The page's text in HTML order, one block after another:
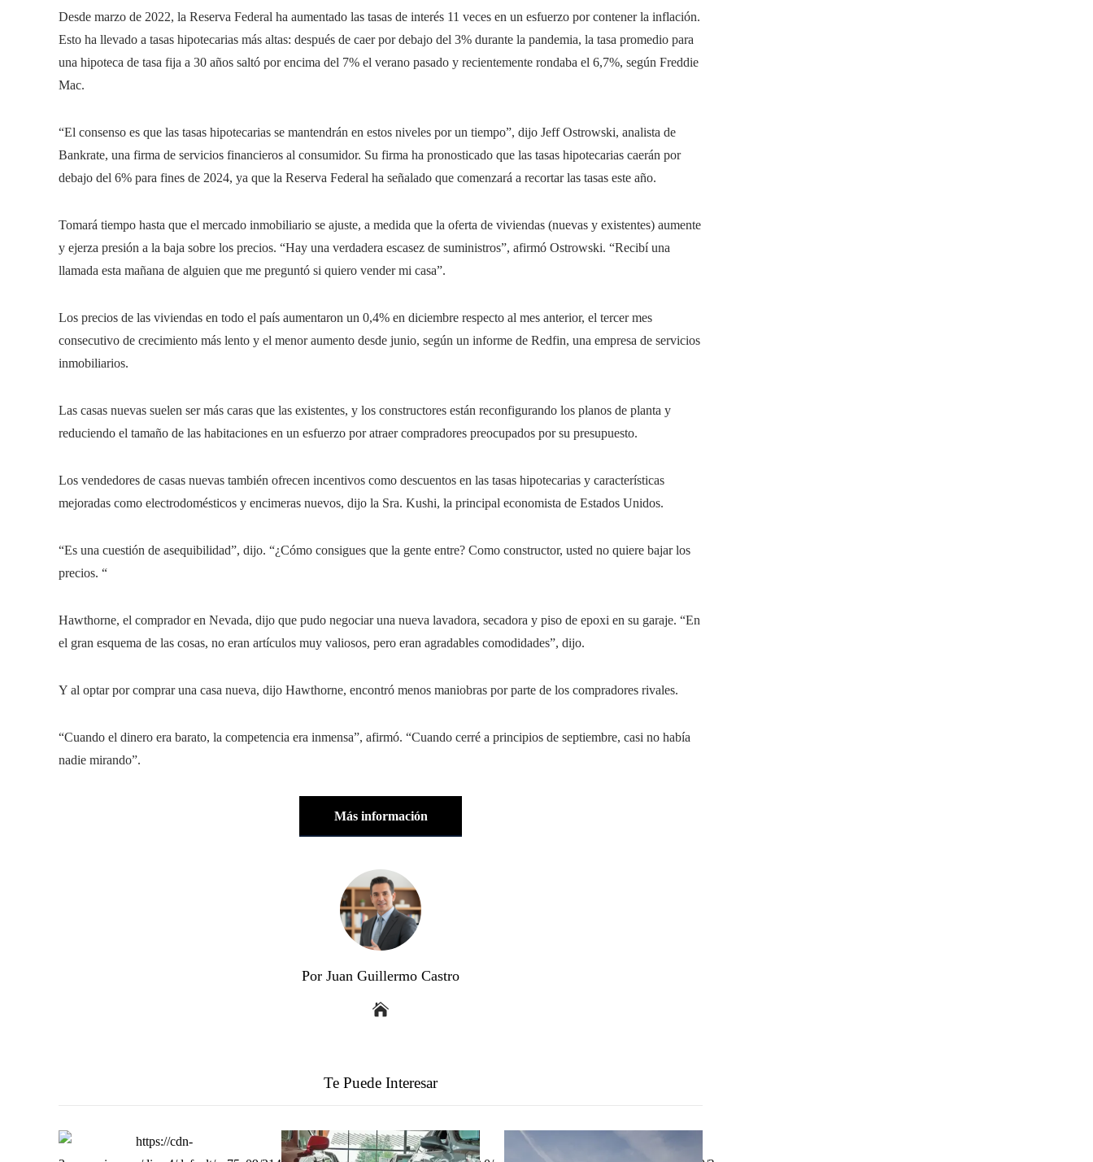
Desde marzo de 2022, la Reserva Federal ha aumentado las tasas de interés 11 veces en un esfuerzo por contener la inflación.
Esto ha llevado a tasas hipotecarias más altas: después de caer por debajo del 3% durante la pandemia, la tasa promedio para
una hipoteca de tasa fija a 30 años saltó por encima del 7% el verano pasado y recientemente rondaba el 6,7%, según Freddie
Mac.
“El consenso es que las tasas hipotecarias se mantendrán en estos niveles por un tiempo”, dijo Jeff Ostrowski, analista de
Bankrate, una firma de servicios financieros al consumidor. Su firma ha pronosticado que las tasas hipotecarias caerán por
debajo del 6% para fines de 2024, ya que la Reserva Federal ha señalado que comenzará a recortar las tasas este año.
Tomará tiempo hasta que el mercado inmobiliario se ajuste, a medida que la oferta de viviendas (nuevas y existentes) aumente
y ejerza presión a la baja sobre los precios. “Hay una verdadera escasez de suministros”, afirmó Ostrowski. “Recibí una
llamada esta mañana de alguien que me preguntó si quiero vender mi casa”.
Los precios de las viviendas en todo el país aumentaron un 0,4% en diciembre respecto al mes anterior, el tercer mes
consecutivo de crecimiento más lento y el menor aumento desde junio, según un informe de Redfin, una empresa de servicios
inmobiliarios.
Las casas nuevas suelen ser más caras que las existentes, y los constructores están reconfigurando los planos de planta y
reduciendo el tamaño de las habitaciones en un esfuerzo por atraer compradores preocupados por su presupuesto.
Los vendedores de casas nuevas también ofrecen incentivos como descuentos en las tasas hipotecarias y características
mejoradas como electrodomésticos y encimeras nuevos, dijo la Sra. Kushi, la principal economista de Estados Unidos.
“Es una cuestión de asequibilidad”, dijo. “¿Cómo consigues que la gente entre? Como constructor, usted no quiere bajar los
precios. “
Hawthorne, el comprador en Nevada, dijo que pudo negociar una nueva lavadora, secadora y piso de epoxi en su garaje. “En
el gran esquema de las cosas, no eran artículos muy valiosos, pero eran agradables comodidades”, dijo.
Y al optar por comprar una casa nueva, dijo Hawthorne, encontró menos maniobras por parte de los compradores rivales.
“Cuando el dinero era barato, la competencia era inmensa”, afirmó. “Cuando cerré a principios de septiembre, casi no había
nadie mirando”.
Más información
Por Juan Guillermo Castro
Te Puede Interesar